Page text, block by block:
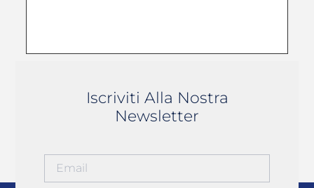
Iscriviti Alla Nostra
Newsletter